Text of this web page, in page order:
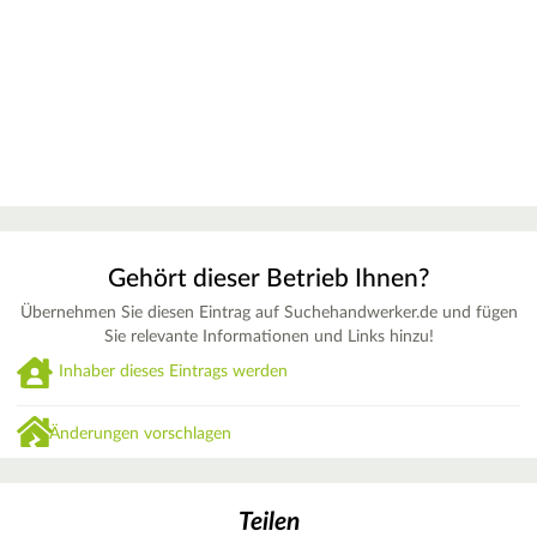
Gehört dieser Betrieb Ihnen?
Übernehmen Sie diesen Eintrag auf Suchehandwerker.de und fügen
Sie relevante Informationen und Links hinzu!
Inhaber dieses Eintrags werden
Änderungen vorschlagen
Teilen